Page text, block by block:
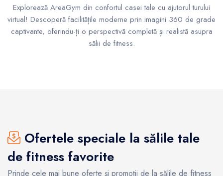
Explorează AreaGym din confortul casei tale cu ajutorul turului
virtual! Descoperă facilitățile moderne prin imagini 360 de grade
captivante, oferindu-ți o perspectivă completă și realistă asupra
sălii de fitness.
Ofertele speciale la sălile tale
de fitness favorite
Prinde cele mai bune oferte și promoții de la sălile de fitness